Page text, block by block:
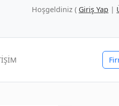
Hoşgeldiniz ( Giriş Yap |